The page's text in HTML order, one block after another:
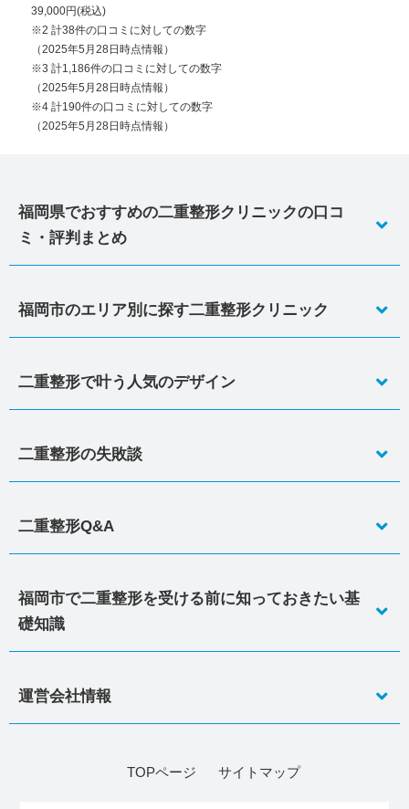
39,000円(税込)
※2 計38件の口コミに対しての数字
（2025年5月28日時点情報）
※3 計1,186件の口コミに対しての数字
（2025年5月28日時点情報）
※4 計190件の口コミに対しての数字
（2025年5月28日時点情報）
福岡県でおすすめの二重整形クリニックの口コ
ミ・評判まとめ
福岡市のエリア別に探す二重整形クリニック
二重整形で叶う人気のデザイン
二重整形の失敗談
二重整形Q&A
福岡市で二重整形を受ける前に知っておきたい基
礎知識
運営会社情報
TOPページ サイトマップ